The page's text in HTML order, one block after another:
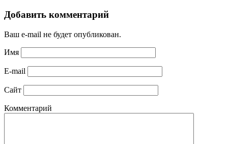
Добавить комментарий
Ваш e-mail не будет опубликован.
Имя
E-mail
Сайт
Комментарий